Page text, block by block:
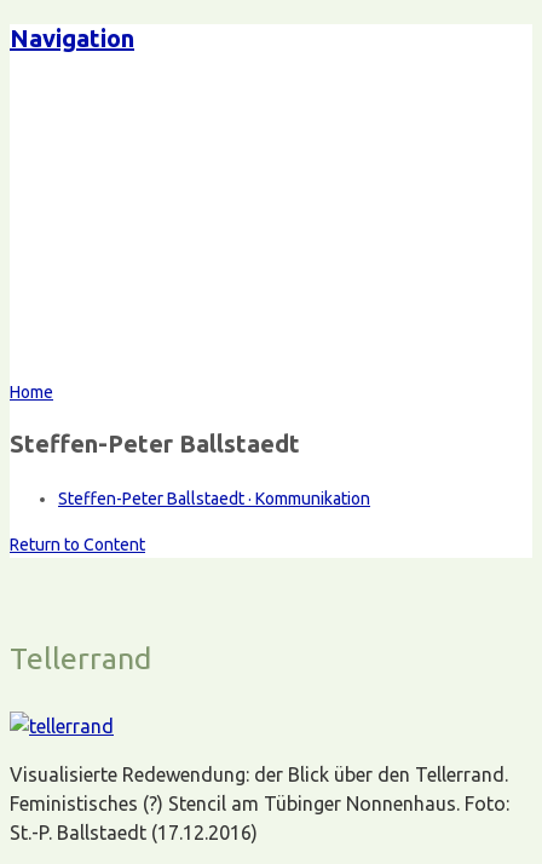
Navigation
Home
Steffen-Peter Ballstaedt
Steffen-Peter Ballstaedt · Kommunikation
Return to Content
Tellerrand
Visualisierte Redewendung: der Blick über den Tellerrand.
Feministisches (?) Stencil am Tübinger Nonnenhaus. Foto:
St.-P. Ballstaedt (17.12.2016)